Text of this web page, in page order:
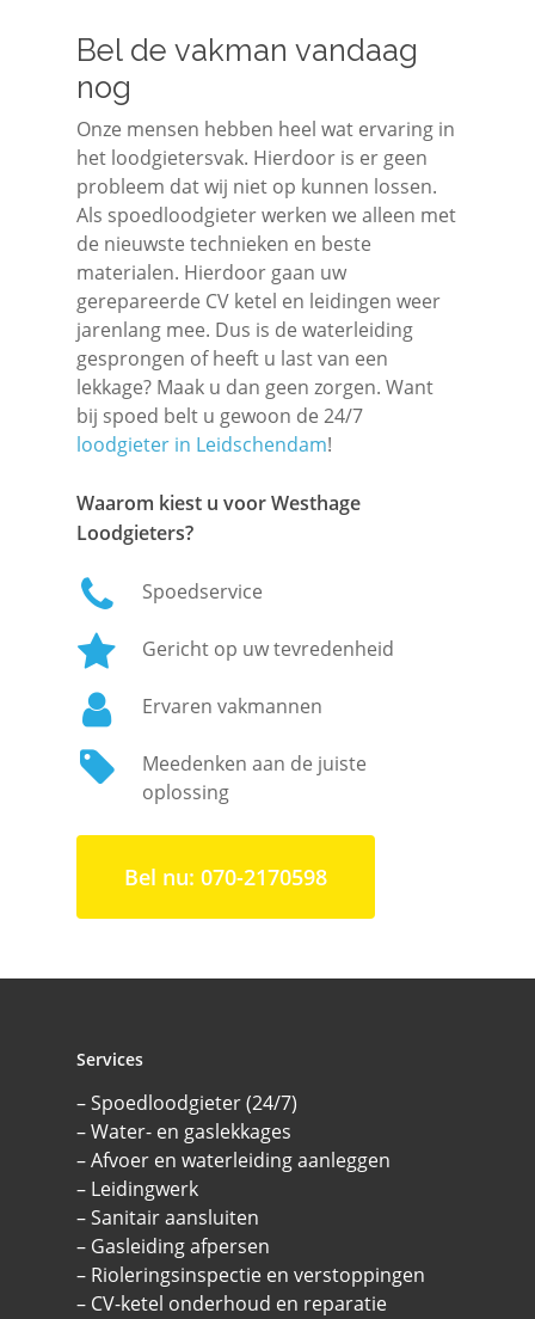
Bel de vakman vandaag
nog
Onze mensen hebben heel wat ervaring in
het loodgietersvak. Hierdoor is er geen
probleem dat wij niet op kunnen lossen.
Als spoedloodgieter werken we alleen met
de nieuwste technieken en beste
materialen. Hierdoor gaan uw
gerepareerde CV ketel en leidingen weer
jarenlang mee. Dus is de waterleiding
gesprongen of heeft u last van een
lekkage? Maak u dan geen zorgen. Want
bij spoed belt u gewoon de 24/7
loodgieter in Leidschendam!
Waarom kiest u voor Westhage
Loodgieters?
Spoedservice
Gericht op uw tevredenheid
Ervaren vakmannen
Meedenken aan de juiste
oplossing
Bel nu: 070-2170598
Services
– Spoedloodgieter (24/7)
– Water- en gaslekkages
– Afvoer en waterleiding aanleggen
– Leidingwerk
– Sanitair aansluiten
– Gasleiding afpersen
– Rioleringsinspectie en verstoppingen
– CV-ketel onderhoud en reparatie